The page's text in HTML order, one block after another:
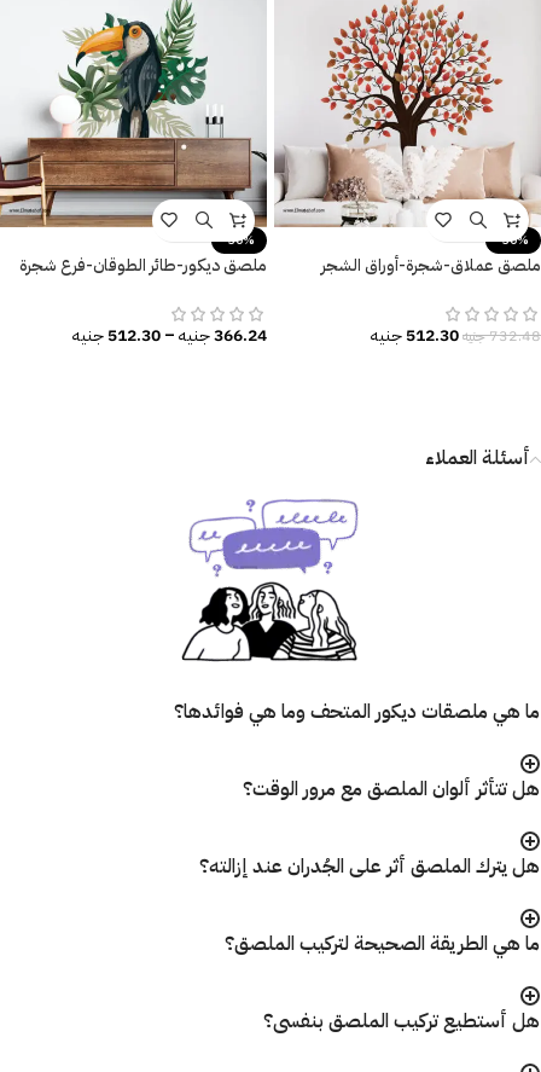
-30%
ملصق عملاق-شجرة-أوراق الشجر
732.48جنيه512.30جنيه
-30%
ملصق ديكور-طائر الطوقان-فرع شجرة
366.24جنيه–
512.30جنيه
أسئلة العملاء
ما هي ملصقات ديكور المتحف وما هي فوائدها؟
هل تتأثر ألوان الملصق مع مرور الوقت؟
هل يترك الملصق أثر على الجُدران عند إزالته؟
ما هي الطريقة الصحيحة لتركيب الملصق؟
هل أستطيع تركيب الملصق بنفسى؟